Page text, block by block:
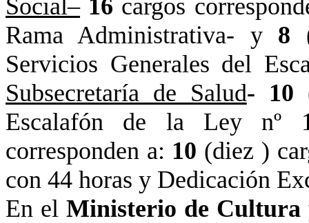
Social– 16 cargos
Rama Administrativa- y 8
Servicios Generales del
Subsecretaría de Salud- 10
Escalafón de la Ley nº
corresponden a: 10 (diez )
con 44 horas y Dedicación
En el Ministerio de Cultura